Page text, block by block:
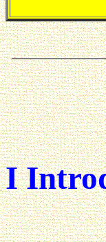
I